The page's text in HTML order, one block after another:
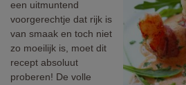
een uitmuntend
voorgerechtje dat rijk is
van smaak en toch niet
zo moeilijk is, moet dit
recept absoluut
proberen! De volle